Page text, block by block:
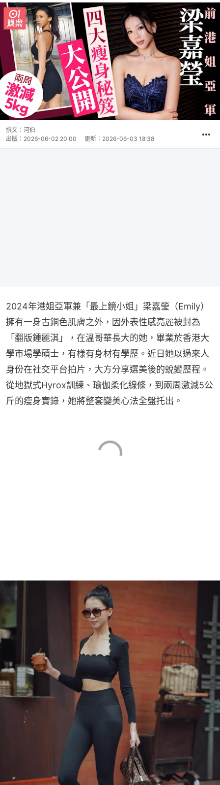
撰文： 河伯
出版： 2026-06-02 20:00 更新： 2026-06-03 18:38
2024年港姐亞軍兼「最上鏡小姐」梁嘉瑩（Emily）
擁有一身古銅色肌膚之外，因外表性感亮麗被封為
「翻版鍾麗淇」，在溫哥華長大的她，畢業於香港大
學市場學碩士，有樣有身材有學歷。近日她以過來人
身份在社交平台拍片，大方分享選美後的蛻變歷程。
從地獄式Hyrox訓練、瑜伽柔化線條，到兩周激減5公
斤的瘦身實錄，她將整套變美心法全盤托出。